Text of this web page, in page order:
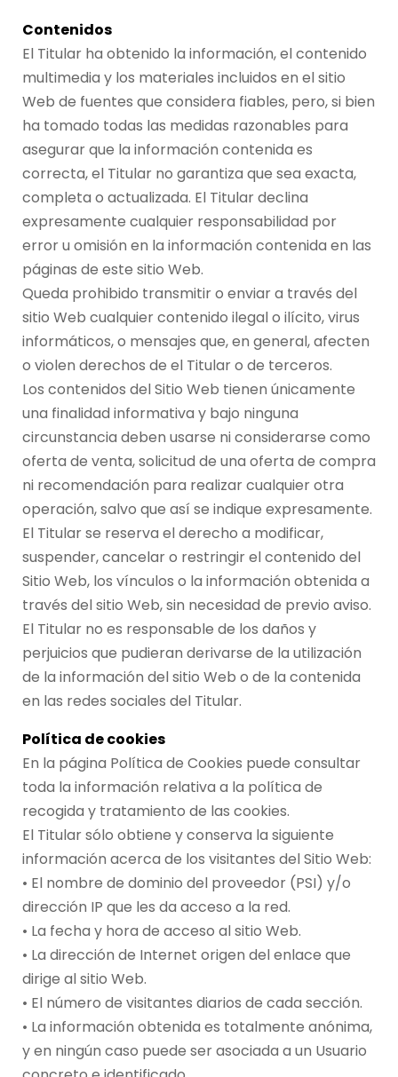
Contenidos
El Titular ha obtenido la información, el contenido
multimedia y los materiales incluidos en el sitio
Web de fuentes que considera fiables, pero, si bien
ha tomado todas las medidas razonables para
asegurar que la información contenida es
correcta, el Titular no garantiza que sea exacta,
completa o actualizada. El Titular declina
expresamente cualquier responsabilidad por
error u omisión en la información contenida en las
páginas de este sitio Web.
Queda prohibido transmitir o enviar a través del
sitio Web cualquier contenido ilegal o ilícito, virus
informáticos, o mensajes que, en general, afecten
o violen derechos de el Titular o de terceros.
Los contenidos del Sitio Web tienen únicamente
una finalidad informativa y bajo ninguna
circunstancia deben usarse ni considerarse como
oferta de venta, solicitud de una oferta de compra
ni recomendación para realizar cualquier otra
operación, salvo que así se indique expresamente.
El Titular se reserva el derecho a modificar,
suspender, cancelar o restringir el contenido del
Sitio Web, los vínculos o la información obtenida a
través del sitio Web, sin necesidad de previo aviso.
El Titular no es responsable de los daños y
perjuicios que pudieran derivarse de la utilización
de la información del sitio Web o de la contenida
en las redes sociales del Titular.
Política de cookies
En la página Política de Cookies puede consultar
toda la información relativa a la política de
recogida y tratamiento de las cookies.
El Titular sólo obtiene y conserva la siguiente
información acerca de los visitantes del Sitio Web:
• El nombre de dominio del proveedor (PSI) y/o
dirección IP que les da acceso a la red.
• La fecha y hora de acceso al sitio Web.
• La dirección de Internet origen del enlace que
dirige al sitio Web.
• El número de visitantes diarios de cada sección.
• La información obtenida es totalmente anónima,
y en ningún caso puede ser asociada a un Usuario